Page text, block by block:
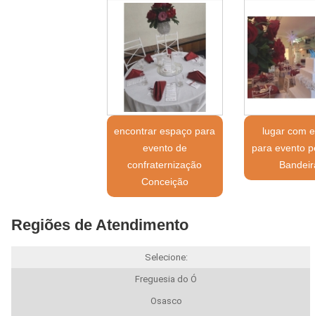
encontrar espaço para
evento de
confraternização
Conceição
lugar com
para evento
Regiões de Atendimento
Selecione:
Freguesia do Ó
Osasco